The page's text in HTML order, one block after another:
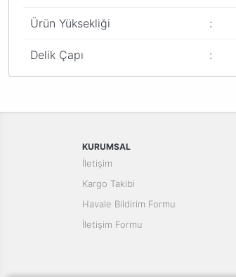
Ürün Yüksekliği :
Delik Çapı :
Ürün bilgilerinde hatalar bulunuyor.
Ürün fiyatı diğer sitelerden daha pahalı.
Bu ürüne benzer farklı alternatifler olmalı.
KURUMSAL
İletişim
Kargo Takibi
Havale Bildirim Formu
İletişim Formu